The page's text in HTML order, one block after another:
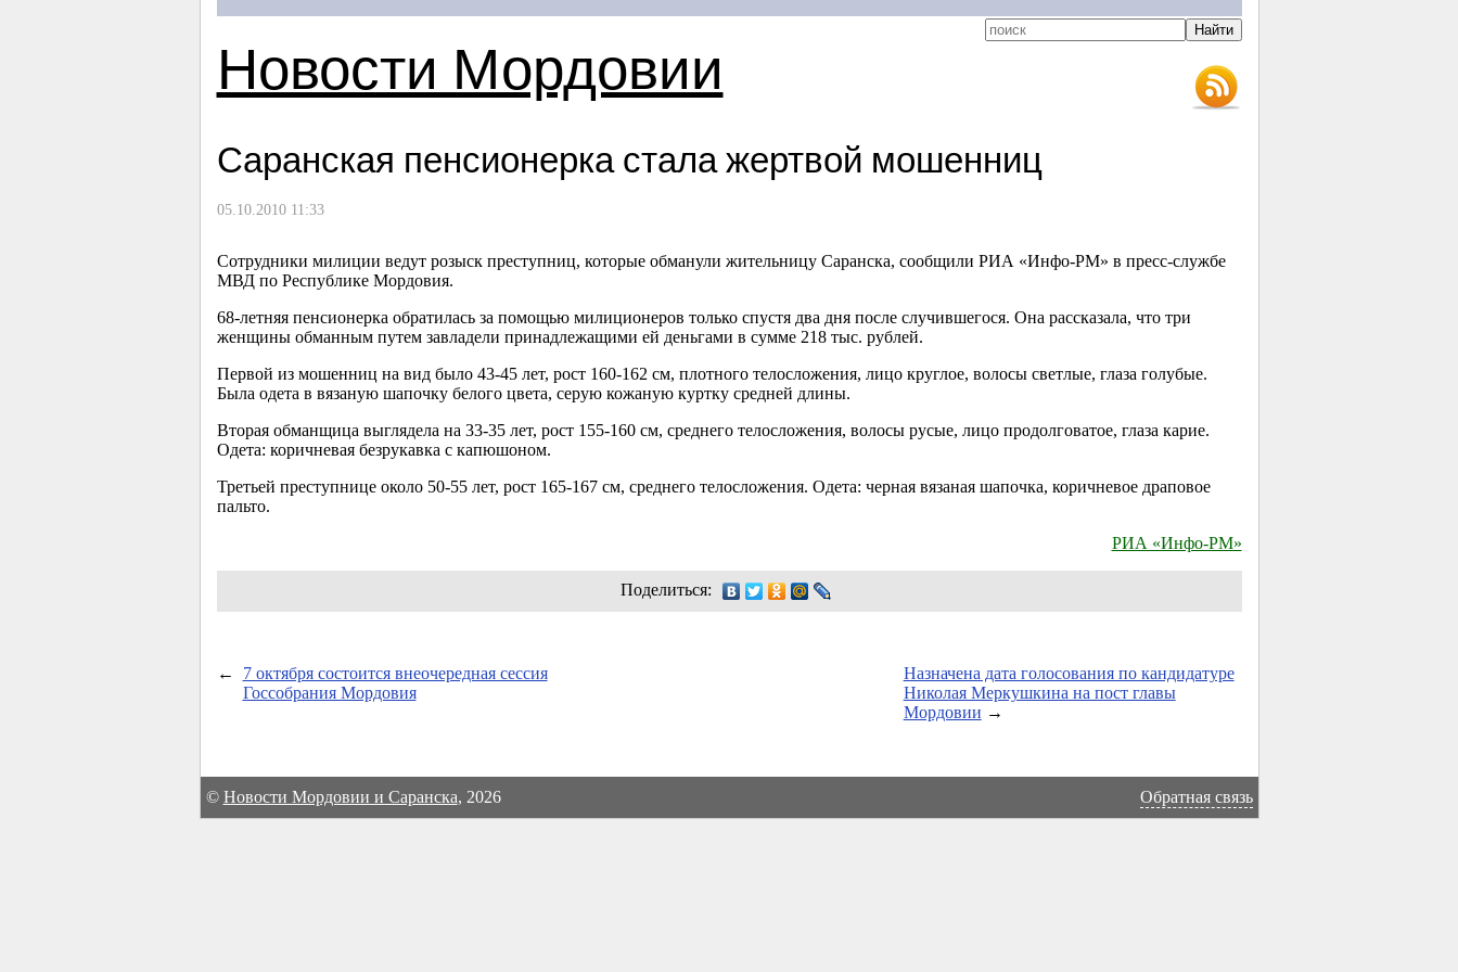
Новости Мордовии
Саранская пенсионерка стала жертвой мошенниц
05.10.2010 11:33
Сотрудники милиции ведут розыск преступниц, которые обманули жительницу Саранска, сообщили РИА «Инфо-РМ» в пресс-службе
МВД по Республике Мордовия.
68-летняяпенсионерка обратилась за помощью милиционеров только спустя два дня после случившегося. Она рассказала, что три
женщины обманным путем завладели принадлежащими ей деньгами в сумме 218 тыс. рублей.
Первой из мошенниц на вид было 43-45 лет, рост 160-162 см, плотного телосложения, лицо круглое, волосы светлые, глаза голубые.
Была одета в вязаную шапочку белого цвета, серую кожаную куртку средней длины.
Вторая обманщица выглядела на 33-35 лет, рост 155-160 см, среднего телосложения, волосы русые, лицо продолговатое, глаза карие.
Одета: коричневая безрукавка с капюшоном.
Третьей преступнице около 50-55 лет, рост 165-167 см, среднего телосложения. Одета: черная вязаная шапочка, коричневое драповое
пальто.
РИА «Инфо-РМ»
Поделиться:
←
7 октября состоится внеочередная сессия
Госсобрания Мордовия
Назначена дата голосования по кандидатуре
Николая Меркушкина на пост главы
Мордовии →
© Новости Мордовии и Саранска, 2026 Обратная связь